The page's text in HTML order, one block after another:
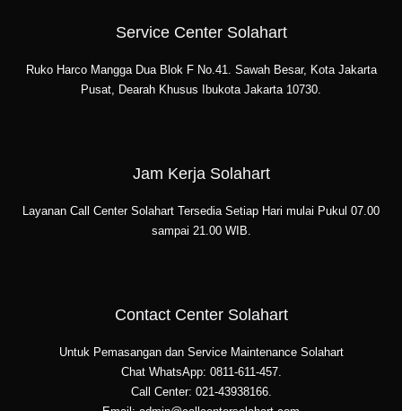
Service Center Solahart
Ruko Harco Mangga Dua Blok F No.41. Sawah Besar, Kota Jakarta
Pusat, Dearah Khusus Ibukota Jakarta 10730.
Jam Kerja Solahart
Layanan Call Center Solahart Tersedia Setiap Hari mulai Pukul 07.00
sampai 21.00 WIB.
Contact Center Solahart
Untuk Pemasangan dan Service Maintenance Solahart
Chat WhatsApp: 0811-611-457.
Call Center: 021-43938166.